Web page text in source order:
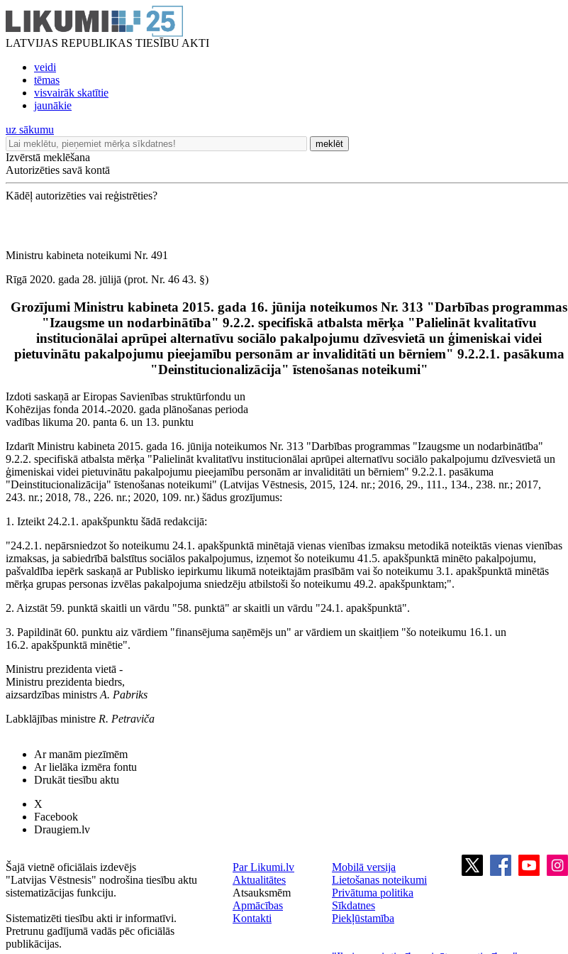
LATVIJAS REPUBLIKAS TIESĪBU AKTI
veidi
tēmas
visvairāk skatītie
jaunākie
uz sākumu
meklēt
Izvērstā meklēšana
Autorizēties savā kontā
Kādēļ autorizēties vai reģistrēties?
Ministru kabineta noteikumi Nr. 491
Rīgā 2020. gada 28. jūlijā (prot. Nr. 46 43. §)
Grozījumi Ministru kabineta 2015. gada 16. jūnija noteikumos Nr. 313 "Darbības programmas
"Izaugsme un nodarbinātība" 9.2.2. specifiskā atbalsta mērķa "Palielināt kvalitatīvu
institucionālai aprūpei alternatīvu sociālo pakalpojumu dzīvesvietā un ģimeniskai videi
pietuvinātu pakalpojumu pieejamību personām ar invaliditāti un bērniem" 9.2.2.1. pasākuma
"Deinstitucionalizācija" īstenošanas noteikumi"
Izdoti saskaņā ar Eiropas Savienības struktūrfondu un
Kohēzijas fonda 2014.-2020. gada plānošanas perioda
vadības likuma 20. panta 6. un 13. punktu
Izdarīt Ministru kabineta 2015. gada 16. jūnija noteikumos Nr. 313 "Darbības programmas "Izaugsme un nodarbinātība"
9.2.2. specifiskā atbalsta mērķa "Palielināt kvalitatīvu institucionālai aprūpei alternatīvu sociālo pakalpojumu dzīvesvietā un
ģimeniskai videi pietuvinātu pakalpojumu pieejamību personām ar invaliditāti un bērniem" 9.2.2.1. pasākuma
"Deinstitucionalizācija" īstenošanas noteikumi" (Latvijas Vēstnesis, 2015, 124. nr.; 2016, 29., 111., 134., 238. nr.; 2017,
243. nr.; 2018, 78., 226. nr.; 2020, 109. nr.) šādus grozījumus:
1. Izteikt 24.2.1. apakšpunktu šādā redakcijā:
"24.2.1. nepārsniedzot šo noteikumu 24.1. apakšpunktā minētajā vienas vienības izmaksu metodikā noteiktās vienas vienības
izmaksas, ja sabiedrībā balstītus sociālos pakalpojumus, izņemot šo noteikumu 41.5. apakšpunktā minēto pakalpojumu,
pašvaldība iepērk saskaņā ar Publisko iepirkumu likumā noteiktajām prasībām vai šo noteikumu 3.1. apakšpunktā minētās
mērķa grupas personas izvēlas pakalpojuma sniedzēju atbilstoši šo noteikumu 49.2. apakšpunktam;".
2. Aizstāt 59. punktā skaitli un vārdu "58. punktā" ar skaitli un vārdu "24.1. apakšpunktā".
3. Papildināt 60. punktu aiz vārdiem "finansējuma saņēmējs un" ar vārdiem un skaitļiem "šo noteikumu 16.1. un
16.2. apakšpunktā minētie".
Ministru prezidenta vietā -
Ministru prezidenta biedrs,
aizsardzības ministrsA. Pabriks
Labklājības ministre R. Petraviča
Ar manām piezīmēm
Ar lielāka izmēra fontu
Drukāt tiesību aktu
X
Facebook
Draugiem.lv
Šajā vietnē oficiālais izdevējs
"Latvijas Vēstnesis" nodrošina tiesību aktu
sistematizācijas funkciju.
Sistematizēti tiesību akti ir informatīvi.
Pretrunu gadījumā vadās pēc oficiālās
publikācijas.
Par Likumi.lv
Aktualitātes
Atsauksmēm
Apmācības
Kontakti
Mobilā versija
Lietošanas noteikumi
Privātuma politika
Sīkdatnes
Piekļūstamība